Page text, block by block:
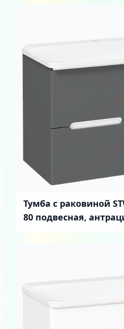
Тумба с раковиной
80 подвесная,